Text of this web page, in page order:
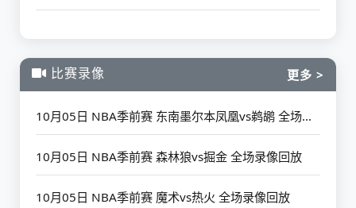
比赛录像 更多 >
10月05日 NBA季前赛 东南墨尔本凤凰vs鹈鹕 全场录像回放
10月05日 NBA季前赛 森林狼vs掘金 全场录像回放
10月05日 NBA季前赛 魔术vs热火 全场录像回放